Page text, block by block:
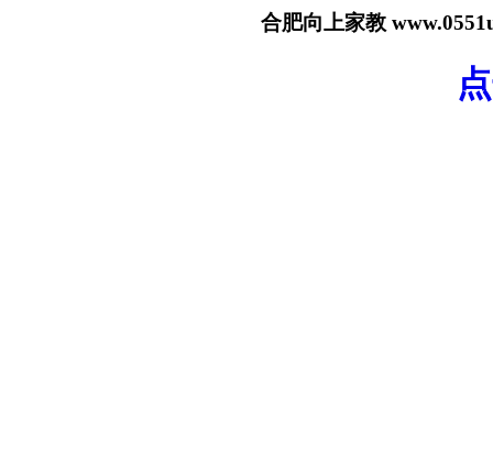
合肥向上家教